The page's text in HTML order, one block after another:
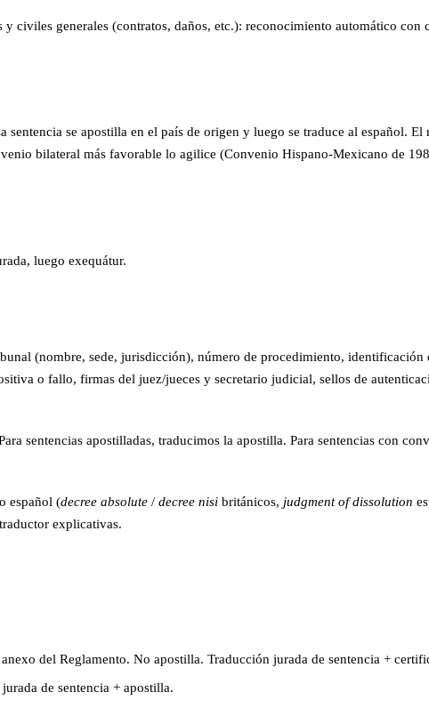
civiles generales (contratos, daños, etc.): reconocimiento automático con
se apostilla en el país de origen y luego se traduce al español.
bilateral más favorable lo agilice (Convenio Hispano-Mexicano de
luego exequátur.
(nombre, sede, jurisdicción), número de procedimiento, identificación
o fallo, firmas del juez/jueces y secretario judicial, sellos de
sentencias apostilladas, traducimos la apostilla. Para sentencias con
español (decree absolute / decree nisi británicos, judgment of dissolution
explicativas.
del Reglamento. No apostilla. Traducción jurada de sentencia +
de sentencia + apostilla.